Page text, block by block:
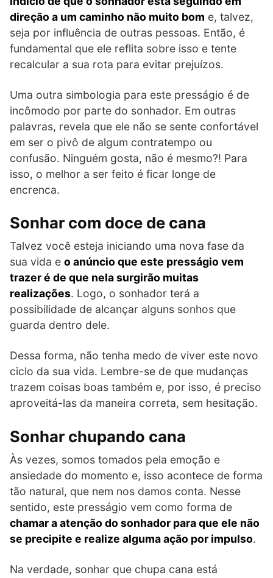
direção a um caminho não muito bom e, talvez,
seja por influência de outras pessoas. Então, é
fundamental que ele reflita sobre isso e tente
recalcular a sua rota para evitar prejuízos.
Uma outra simbologia para este presságio é de
incômodo por parte do sonhador. Em outras
palavras, revela que ele não se sente confortável
em ser o pivô de algum contratempo ou
confusão. Ninguém gosta, não é mesmo?! Para
isso, o melhor a ser feito é ficar longe de
encrenca.
Sonhar com doce de cana
Talvez você esteja iniciando uma nova fase da
sua vida e o anúncio que este presságio vem
trazer é de que nela surgirão muitas
realizações. Logo, o sonhador terá a
possibilidade de alcançar alguns sonhos que
guarda dentro dele.
Dessa forma, não tenha medo de viver este novo
ciclo da sua vida. Lembre-se de que mudanças
trazem coisas boas também e, por isso, é preciso
aproveitá-las da maneira correta, sem hesitação.
Sonhar chupando cana
Às vezes, somos tomados pela emoção e
ansiedade do momento e, isso acontece de forma
tão natural, que nem nos damos conta. Nesse
sentido, este presságio vem como forma de
chamar a atenção do sonhador para que ele não
se precipite e realize alguma ação por impulso.
Na verdade, sonhar que chupa cana está